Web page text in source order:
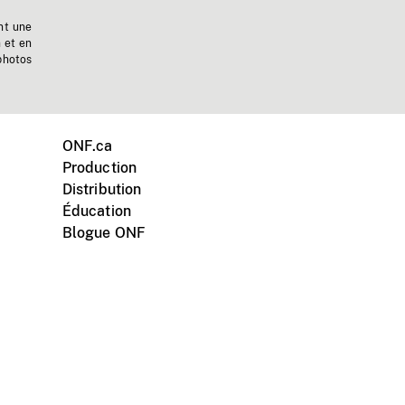
une
et en
ONF.ca
Production
Distribution
Éducation
Blogue ONF